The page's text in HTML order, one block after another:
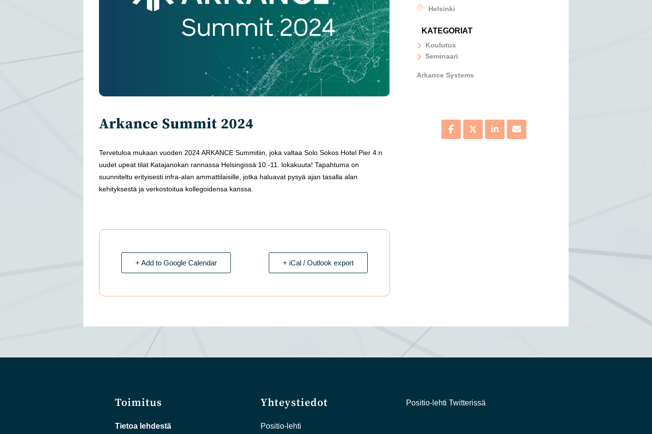
Arkance Summit 2024
Tervetuloa mukaan vuoden 2024 ARKANCE Summitiin, joka valtaa Solo Sokos Hotel Pier 4:n
uudet upeat tilat Katajanokan rannassa Helsingissä 10.-11. lokakuuta! Tapahtuma on
suunniteltu erityisesti infra-alan ammattilaisille, jotka haluavat pysyä ajan tasalla alan
kehityksestä ja verkostoitua kollegoidensa kanssa.
+ Add to Google Calendar + iCal / Outlook export
Helsinki
KATEGORIAT
Koulutus
Seminaari
Arkance Systems
Toimitus
Tietoa lehdestä
Yhteystiedot
Positio-lehti
Positio-lehti Twitterissä